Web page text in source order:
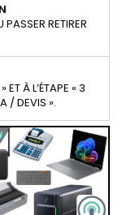
RETIRER
À L’ÉTAPE « 3
/ DEVIS ».